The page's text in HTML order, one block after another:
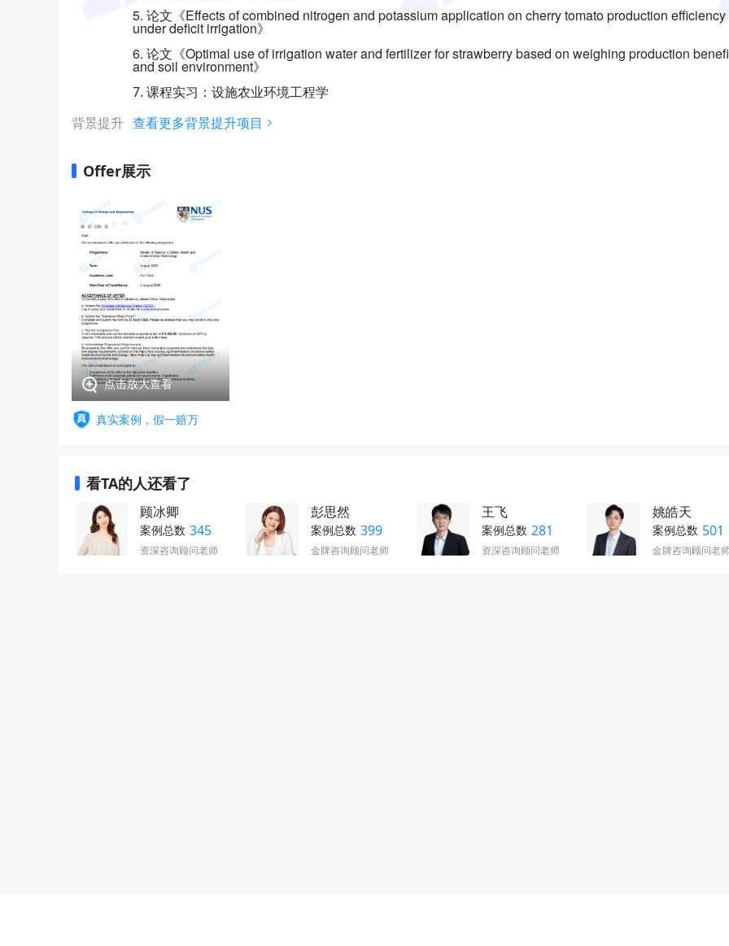
5. 论文《Effects of combined nitrogen and potassium application on cherry tomato production efficiency
under deficit irrigation》
6. 论文《Optimal use of irrigation water and fertilizer for strawberry based on weighing production
and soil environment》
7. 课程实习：设施农业环境工程学
背景提升 查看更多背景提升项目
Offer展示
点击放大查看
真实案例，假一赔万
看TA的人还看了
顾冰卿
案例总数 345
资深咨询顾问老师
彭思然
案例总数 399
金牌咨询顾问老师
王飞
案例总数 281
资深咨询顾问老师
姚皓天
案例总数 501
金牌咨询顾问老